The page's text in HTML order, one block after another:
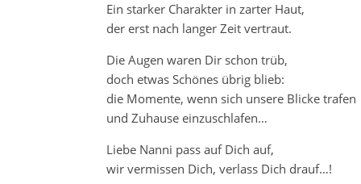
Ein starker Charakter in zarter Haut,
der erst nach langer Zeit vertraut.
Die Augen waren Dir schon trüb,
doch etwas Schönes übrig blieb:
die Momente, wenn sich unsere Blicke trafen
und Zuhause einzuschlafen…
Liebe Nanni pass auf Dich auf,
wir vermissen Dich, verlass Dich drauf…!